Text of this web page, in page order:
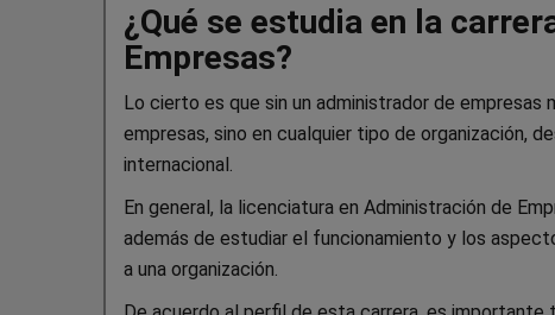
¿Qué se estudia en la
Empresas?
Lo cierto es que sin un administrador de empresas
empresas, sino en cualquier tipo de organización,
internacional.
En general, la licenciatura en Administración de
además de estudiar el funcionamiento y los
a una organización.